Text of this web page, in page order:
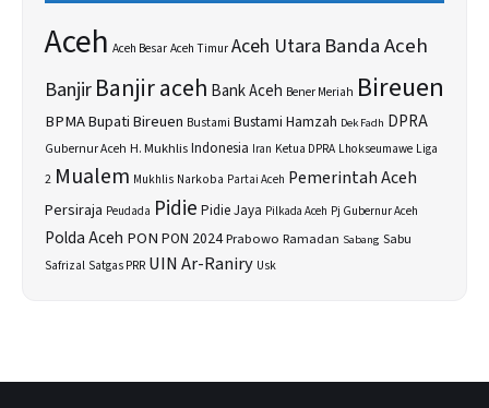
Aceh Aceh BesarAceh TimurAceh Utara Banda Aceh
BanjirBanjir aceh Bank Aceh Bener Meriah Bireuen
BPMABupati Bireuen Bustami Bustami Hamzah Dek Fadh DPRA
Gubernur Aceh H. MukhlisIndonesia Iran Ketua DPRA Lhokseumawe Liga
2 Mualem Mukhlis Narkoba Partai Aceh Pemerintah Aceh
Persiraja Peudada Pidie Pidie Jaya Pilkada Aceh Pj Gubernur Aceh
Polda Aceh PON PON 2024Prabowo Ramadan Sabang Sabu
SafrizalSatgas PRR UIN Ar-Raniry Usk